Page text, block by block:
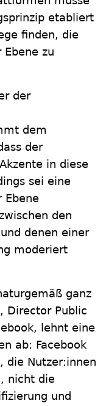
etabliert
finden, die
zu
der
dem
der
in diese
sei eine
Ebene
den
denen einer
moderiert
ganz
Director Public
lehnt eine
ab: Facebook
die Nutzer:innen
nicht die
und